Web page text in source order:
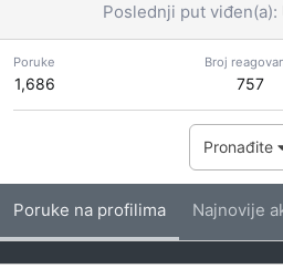
Poslednji put viđen(a)
Poruke
1,686
Broj
757
Pronađite
Poruke na profilima Najnovije